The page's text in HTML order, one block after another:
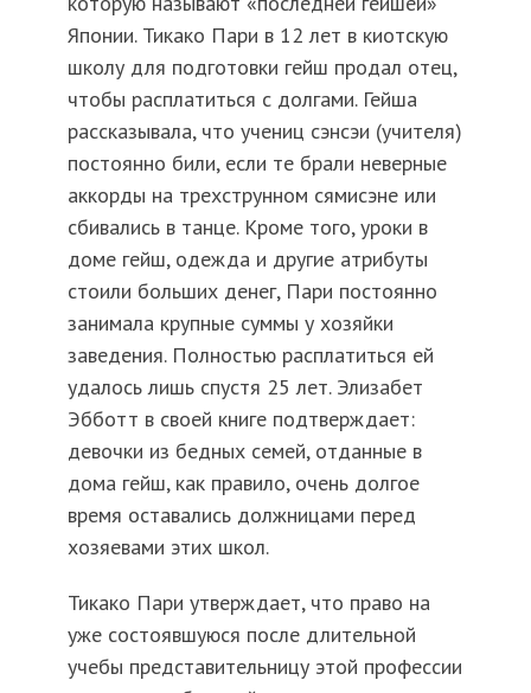
Японии. Тикако Пари в 12 лет в киотскую
школу для подготовки гейш продал отец,
чтобы расплатиться с долгами. Гейша
рассказывала, что учениц сэнсэи (учителя)
постоянно били, если те брали неверные
аккорды на трехструнном сямисэне или
сбивались в танце. Кроме того, уроки в
доме гейш, одежда и другие атрибуты
стоили больших денег, Пари постоянно
занимала крупные суммы у хозяйки
заведения. Полностью расплатиться ей
удалось лишь спустя 25 лет. Элизабет
Эбботт в своей книге подтверждает:
девочки из бедных семей, отданные в
дома гейш, как правило, очень долгое
время оставались должницами перед
хозяевами этих школ.
Тикако Пари утверждает, что право на
уже состоявшуюся после длительной
учебы представительницу этой профессии